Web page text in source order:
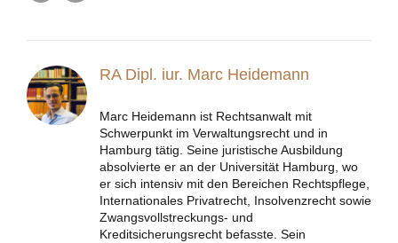
RA Dipl. iur. Marc Heidemann
Marc Heidemann ist Rechtsanwalt mit
Schwerpunkt im Verwaltungsrecht und in
Hamburg tätig. Seine juristische Ausbildung
absolvierte er an der Universität Hamburg, wo
er sich intensiv mit den Bereichen Rechtspflege,
Internationales Privatrecht, Insolvenzrecht sowie
Zwangsvollstreckungs- und
Kreditsicherungsrecht befasste. Sein